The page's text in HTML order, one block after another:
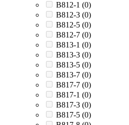
B812-1 (0)
B812-3 (0)
B812-5 (0)
B812-7 (0)
B813-1 (0)
B813-3 (0)
B813-5 (0)
B813-7 (0)
B817-7 (0)
B817-1 (0)
B817-3 (0)
B817-5 (0)